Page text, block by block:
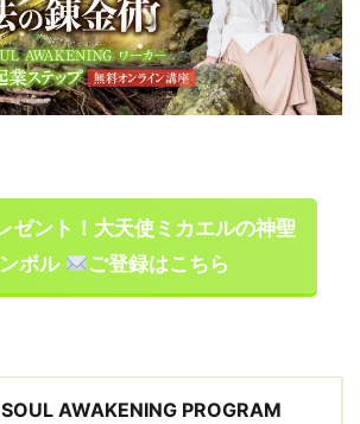
ゼント！大天使ミカエルの神聖
ボル
ご登録はこちら
SOUL AWAKENING PROGRAM